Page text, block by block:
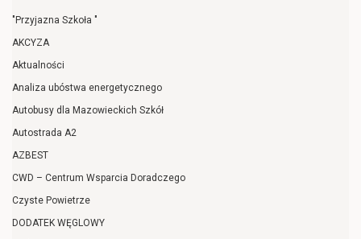
"Przyjazna Szkoła "
AKCYZA
Aktualności
Analiza ubóstwa energetycznego
Autobusy dla Mazowieckich Szkół
Autostrada A2
AZBEST
CWD – Centrum Wsparcia Doradczego
Czyste Powietrze
DODATEK WĘGLOWY